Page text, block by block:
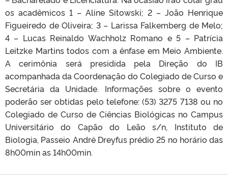
os acadêmicos 1 – Aline Sitowski; 2 – João Henrique
Figueiredo de Oliveira; 3 – Larissa Falkemberg de Melo;
4 – Lucas Reinaldo Wachholz Romano e 5 – Patrícia
Leitzke Martins todos com a ênfase em Meio Ambiente.
A cerimônia será presidida pela Direção do IB
acompanhada da Coordenação do Colegiado de Curso e
Secretária da Unidade. Informações sobre o evento
poderão ser obtidas pelo telefone: (53) 3275 7138 ou no
Colegiado de Curso de Ciências Biológicas no Campus
Universitário do Capão do Leão s/n, Instituto de
Biologia, Passeio André Dreyfus prédio 25 no horário das
8h00min as 14h00min.